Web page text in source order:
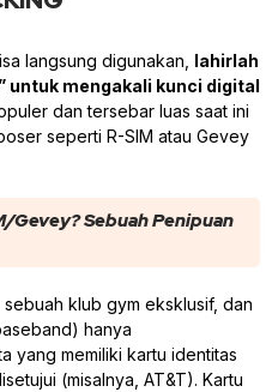
langsung digunakan, lahirlah
mengakali kunci digital
dan tersebar luas saat ini
seperti R-SIM atau Gevey
Gevey? Sebuah Penipuan
klub gym eksklusif, dan
) hanya
yang memiliki kartu identitas
(misalnya, AT&T). Kartu